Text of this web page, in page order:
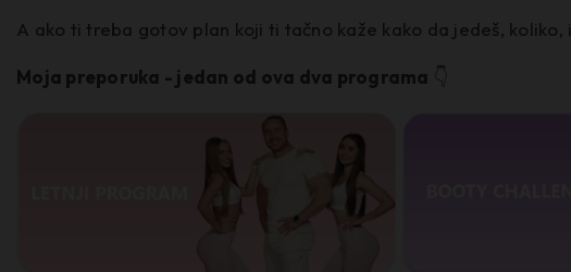
A ako ti treba gotov plan koji ti tačno kaže kako da jedeš,
Moja preporuka - jedan od ova dva programa